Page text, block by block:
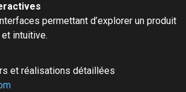
permettant d’explorer un produit
intuitive.
et réalisations détaillées